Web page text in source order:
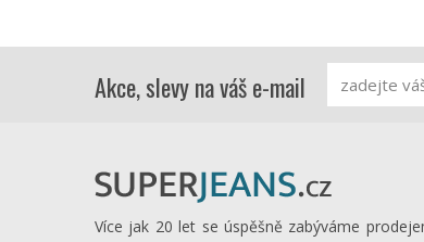
Akce, slevy na váš e-mail
Více jak 20 let se úspěšně zabýváme